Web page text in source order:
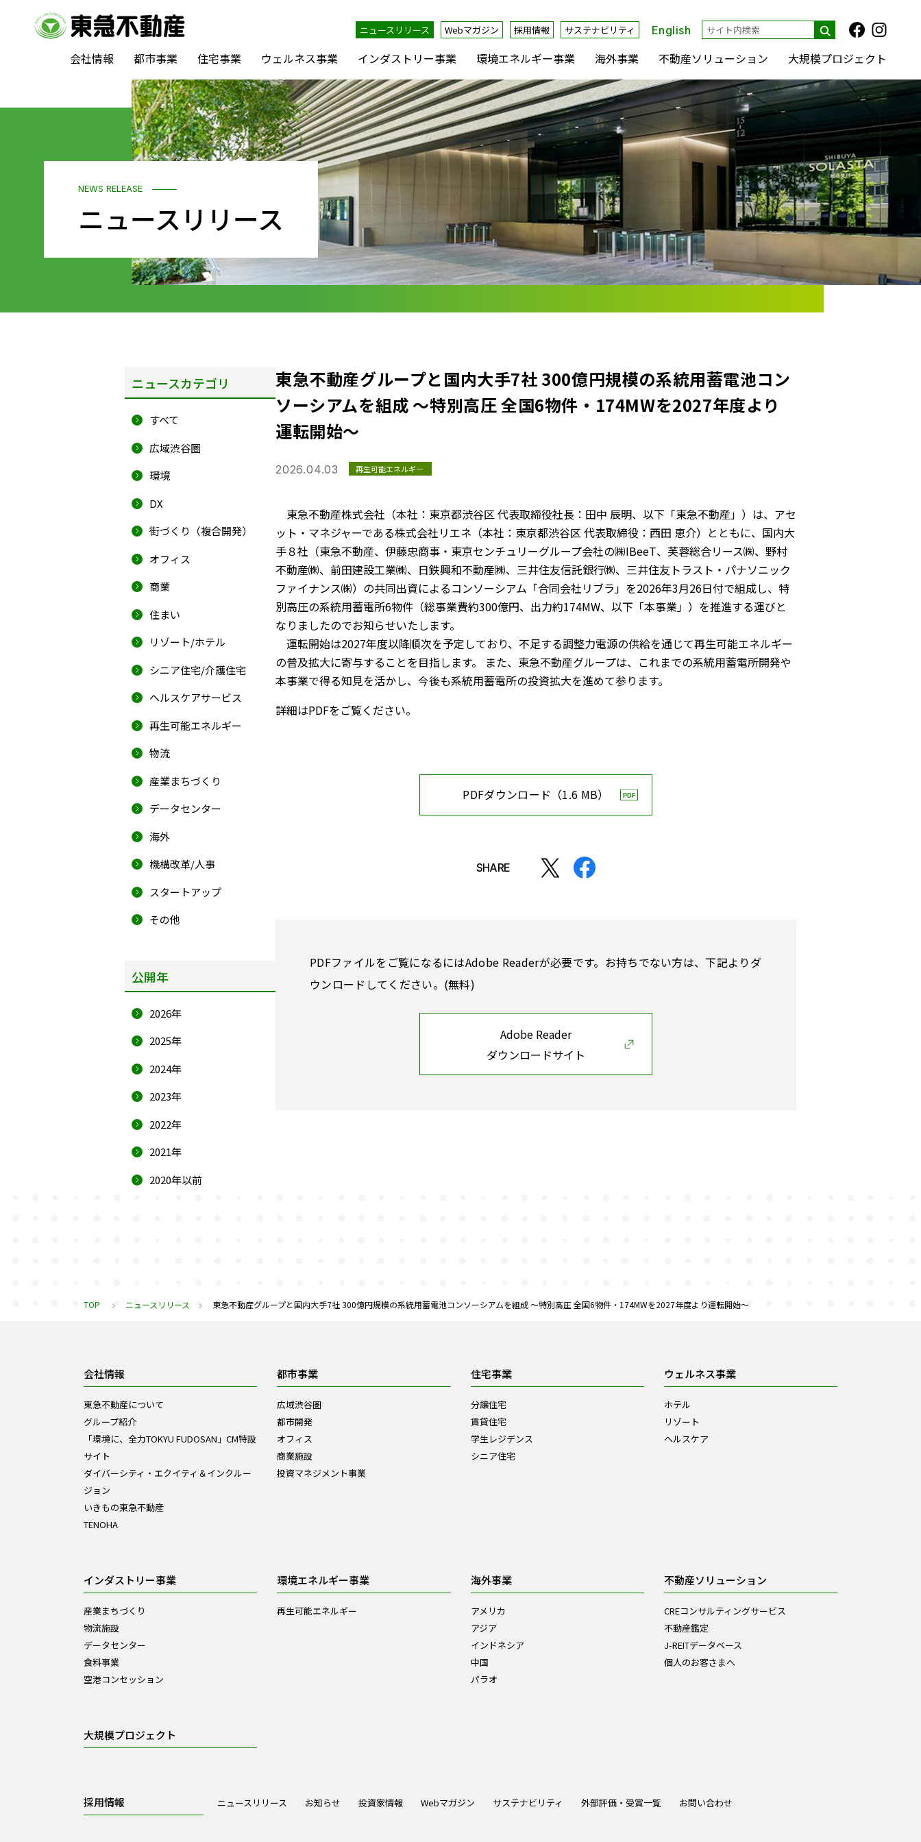
ニュースリリース Webマガジン 採用情報 サステナビリティ English
会社情報 都市事業 住宅事業 ウェルネス事業 インダストリー事業 環境エネルギー事業 海外事業 不動産ソリューション 大規模プロジェクト
NEWS RELEASE
ニュースリリース
ニュースカテゴリ
すべて
広域渋谷圏
環境
DX
街づくり（複合開発）
オフィス
商業
住まい
リゾート/ホテル
シニア住宅/介護住宅
ヘルスケアサービス
再生可能エネルギー
物流
産業まちづくり
データセンター
海外
機構改革/人事
スタートアップ
その他
公開年
2026年
2025年
2024年
2023年
2022年
2021年
2020年以前
東急不動産グループと国内大手7社 300億円規模の系統用蓄電池コン
ソーシアムを組成 ～特別高圧 全国6物件・174MWを2027年度より
運転開始～
2026.04.03 再生可能エネルギー
東急不動産株式会社（本社：東京都渋谷区 代表取締役社長：田中 辰明、以下「東急不動産」）は、アセ
ット・マネジャーである株式会社リエネ（本社：東京都渋谷区 代表取締役：西田 恵介）とともに、国内大
手８社（東急不動産、伊藤忠商事・東京センチュリーグループ会社の㈱IBeeT、芙蓉総合リース㈱、野村
不動産㈱、前田建設工業㈱、日鉄興和不動産㈱、三井住友信託銀行㈱、三井住友トラスト・パナソニック
ファイナンス㈱）の共同出資によるコンソーシアム「合同会社リブラ」を2026年3月26日付で組成し、特
別高圧の系統用蓄電所6物件（総事業費約300億円、出力約174MW、以下「本事業」）を推進する運びと
なりましたのでお知らせいたします。
運転開始は2027年度以降順次を予定しており、不足する調整力電源の供給を通じて再生可能エネルギー
の普及拡大に寄与することを目指します。 また、東急不動産グループは、これまでの系統用蓄電所開発や
本事業で得る知見を活かし、今後も系統用蓄電所の投資拡大を進めて参ります。
詳細はPDFをご覧ください。
PDFダウンロード（1.6 MB）
SHARE
PDFファイルをご覧になるにはAdobe Readerが必要です。お持ちでない方は、下記よりダ
ウンロードしてください。(無料)
Adobe Reader
ダウンロードサイト
TOP ニュースリリース 東急不動産グループと国内大手7社 300億円規模の系統用蓄電池コンソーシアムを組成 ～特別高圧 全国6物件・174MWを2027年度より運転開始～
会社情報
東急不動産について
グループ紹介
「環境に、全力TOKYU FUDOSAN」CM特設
サイト
ダイバーシティ・エクイティ＆インクルー
ジョン
いきもの東急不動産
TENOHA
都市事業
広域渋谷圏
都市開発
オフィス
商業施設
投資マネジメント事業
住宅事業
分譲住宅
賃貸住宅
学生レジデンス
シニア住宅
ウェルネス事業
ホテル
リゾート
ヘルスケア
インダストリー事業
産業まちづくり
物流施設
データセンター
食料事業
空港コンセッション
環境エネルギー事業
再生可能エネルギー
海外事業
アメリカ
アジア
インドネシア
中国
パラオ
不動産ソリューション
CREコンサルティングサービス
不動産鑑定
J-REITデータベース
個人のお客さまへ
大規模プロジェクト
採用情報 ニュースリリース お知らせ 投資家情報 Webマガジン サステナビリティ 外部評価・受賞一覧 お問い合わせ